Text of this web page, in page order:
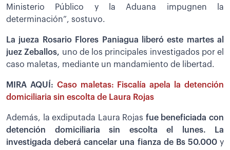
Ministerio Público y la Aduana impugnen la
determinación”, sostuvo.
La jueza Rosario Flores Paniagua liberó este martes al
juez Zeballos, uno de los principales investigados por el
caso maletas, mediante un mandamiento de libertad.
MIRA AQUÍ: Caso maletas: Fiscalía apela la detención
domiciliaria sin escolta de Laura Rojas
Además, la exdiputada Laura Rojas fue beneficiada con
detención domiciliaria sin escolta el lunes. La
investigada deberá cancelar una fianza de Bs 50.000 y